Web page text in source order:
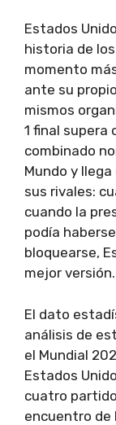
Estados
historia de
momento
ante su
mismos
1 final supera
combinado
Mundo y
sus rivales:
cuando la
podía
bloquearse,
mejor versión.
El dato
análisis de
el Mundial
Estados
cuatro
encuentro de